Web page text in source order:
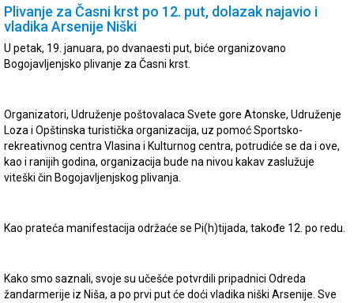
Plivanje za Časni krst po 12. put, dolazak najavio i
vladika Arsenije Niški
U petak, 19. januara, po dvanaesti put, biće organizovano
Bogojavljenjsko plivanje za Časni krst.
Organizatori, Udruženje poštovalaca Svete gore Atonske, Udruženje
Loza i Opštinska turistička organizacija, uz pomoć Sportsko-
rekreativnog centra Vlasina i Kulturnog centra, potrudiće se da i ove,
kao i ranijih godina, organizacija bude na nivou kakav zaslužuje
viteški čin Bogojavljenjskog plivanja.
Kao prateća manifestacija održaće se Pi(h)tijada, takođe 12. po redu.
Kako smo saznali, svoje su učešće potvrdili pripadnici Odreda
žandarmerije iz Niša, a po prvi put će doći vladika niški Arsenije. Sve